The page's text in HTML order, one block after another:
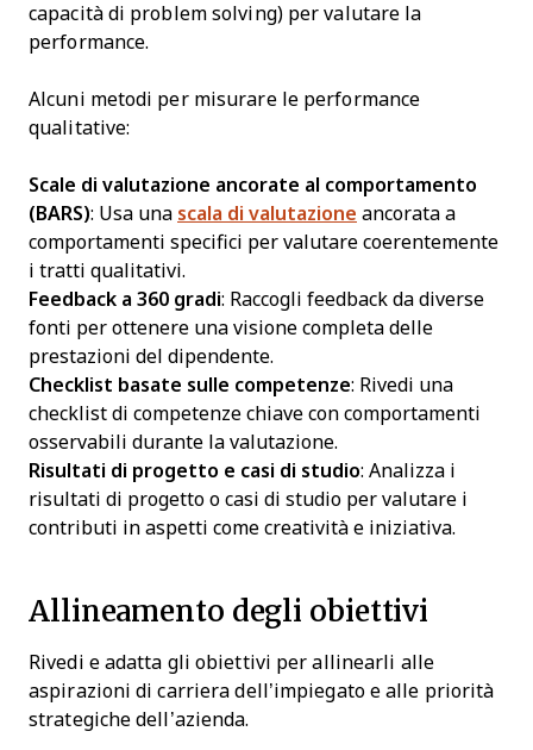
capacità di problem solving) per valutare la
performance.
Alcuni metodi per misurare le performance
qualitative:
Scale di valutazione ancorate al comportamento
(BARS): Usa una scala di valutazione ancorata a
comportamenti specifici per valutare coerentemente
i tratti qualitativi.
Feedback a 360 gradi: Raccogli feedback da diverse
fonti per ottenere una visione completa delle
prestazioni del dipendente.
Checklist basate sulle competenze: Rivedi una
checklist di competenze chiave con comportamenti
osservabili durante la valutazione.
Risultati di progetto e casi di studio: Analizza i
risultati di progetto o casi di studio per valutare i
contributi in aspetti come creatività e iniziativa.
Allineamento degli obiettivi
Rivedi e adatta gli obiettivi per allinearli alle
aspirazioni di carriera dell’impiegato e alle priorità
strategiche dell’azienda.